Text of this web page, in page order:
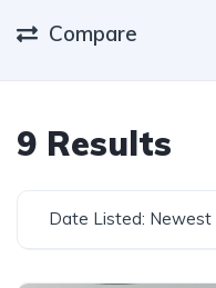
Compare
9 Results
Date Listed: Newest